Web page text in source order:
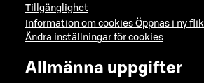
Tillgänglighet
Information om cookies Öppnas i ny flik
Ändra inställningar för cookies
Allmänna uppgifter